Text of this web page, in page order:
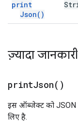
print
Json( )
ज़्यादा
printJson( )
इस ऑब्जेक्ट को JSON
लिए है.